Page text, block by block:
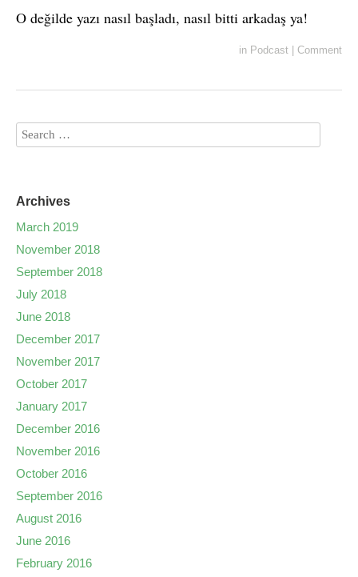
O değilde yazı nasıl başladı, nasıl bitti arkadaş ya!
in Podcast Comment
Archives
March 2019
November 2018
September 2018
July 2018
June 2018
December 2017
November 2017
October 2017
January 2017
December 2016
November 2016
October 2016
September 2016
August 2016
June 2016
February 2016